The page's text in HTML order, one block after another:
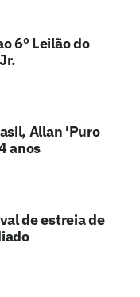
6º Leilão do
Allan 'Puro
anos
de estreia de